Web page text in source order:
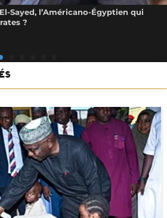
Sayed, l’Américano-Égyptien qui
?